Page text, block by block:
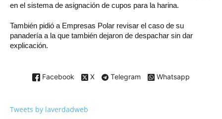
en el sistema de asignación de cupos para la harina.
También pidió a Empresas Polar revisar el caso de su
panadería a la que también dejaron de despachar sin dar
explicación.
Facebook X Telegram Whatsapp
Tweets by laverdadweb